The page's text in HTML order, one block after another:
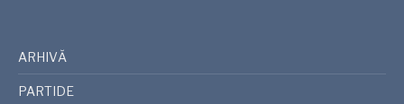
ARHIVĂ
PARTIDE